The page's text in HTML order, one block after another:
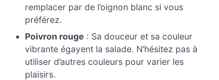
remplacer par de l’oignon blanc si vous
préférez.
Poivron rouge : Sa douceur et sa couleur
vibrante égayent la salade. N’hésitez pas à
utiliser d’autres couleurs pour varier les
plaisirs.